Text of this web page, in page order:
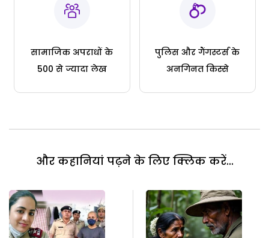
सामाजिक अपराधों के
500 से ज्यादा लेख
पुलिस और गैंगस्टर्स के
अनगिनत किस्से
और कहानियां पढ़ने के लिए क्लिक करें...